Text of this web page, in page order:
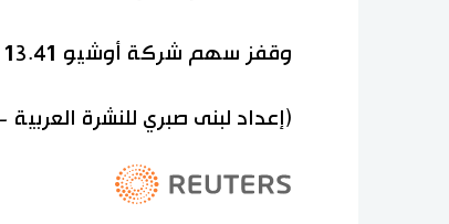
وقفز سهم شركة أوشيو 13.41 بالمئة بعد أن رفعت الشركة توقعاتها للأرباح.
(إعداد لبنى صبري للنشرة